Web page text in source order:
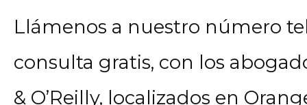
Llámenos a nuestro número
consulta gratis, con los
& O’Reilly, localizados en